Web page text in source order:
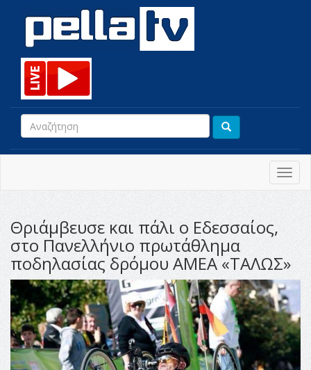
Θριάμβευσε και πάλι ο Εδεσσαίος,
στο Πανελλήνιο πρωτάθλημα
ποδηλασίας δρόμου ΑΜΕΑ «ΤΑΛΩΣ»